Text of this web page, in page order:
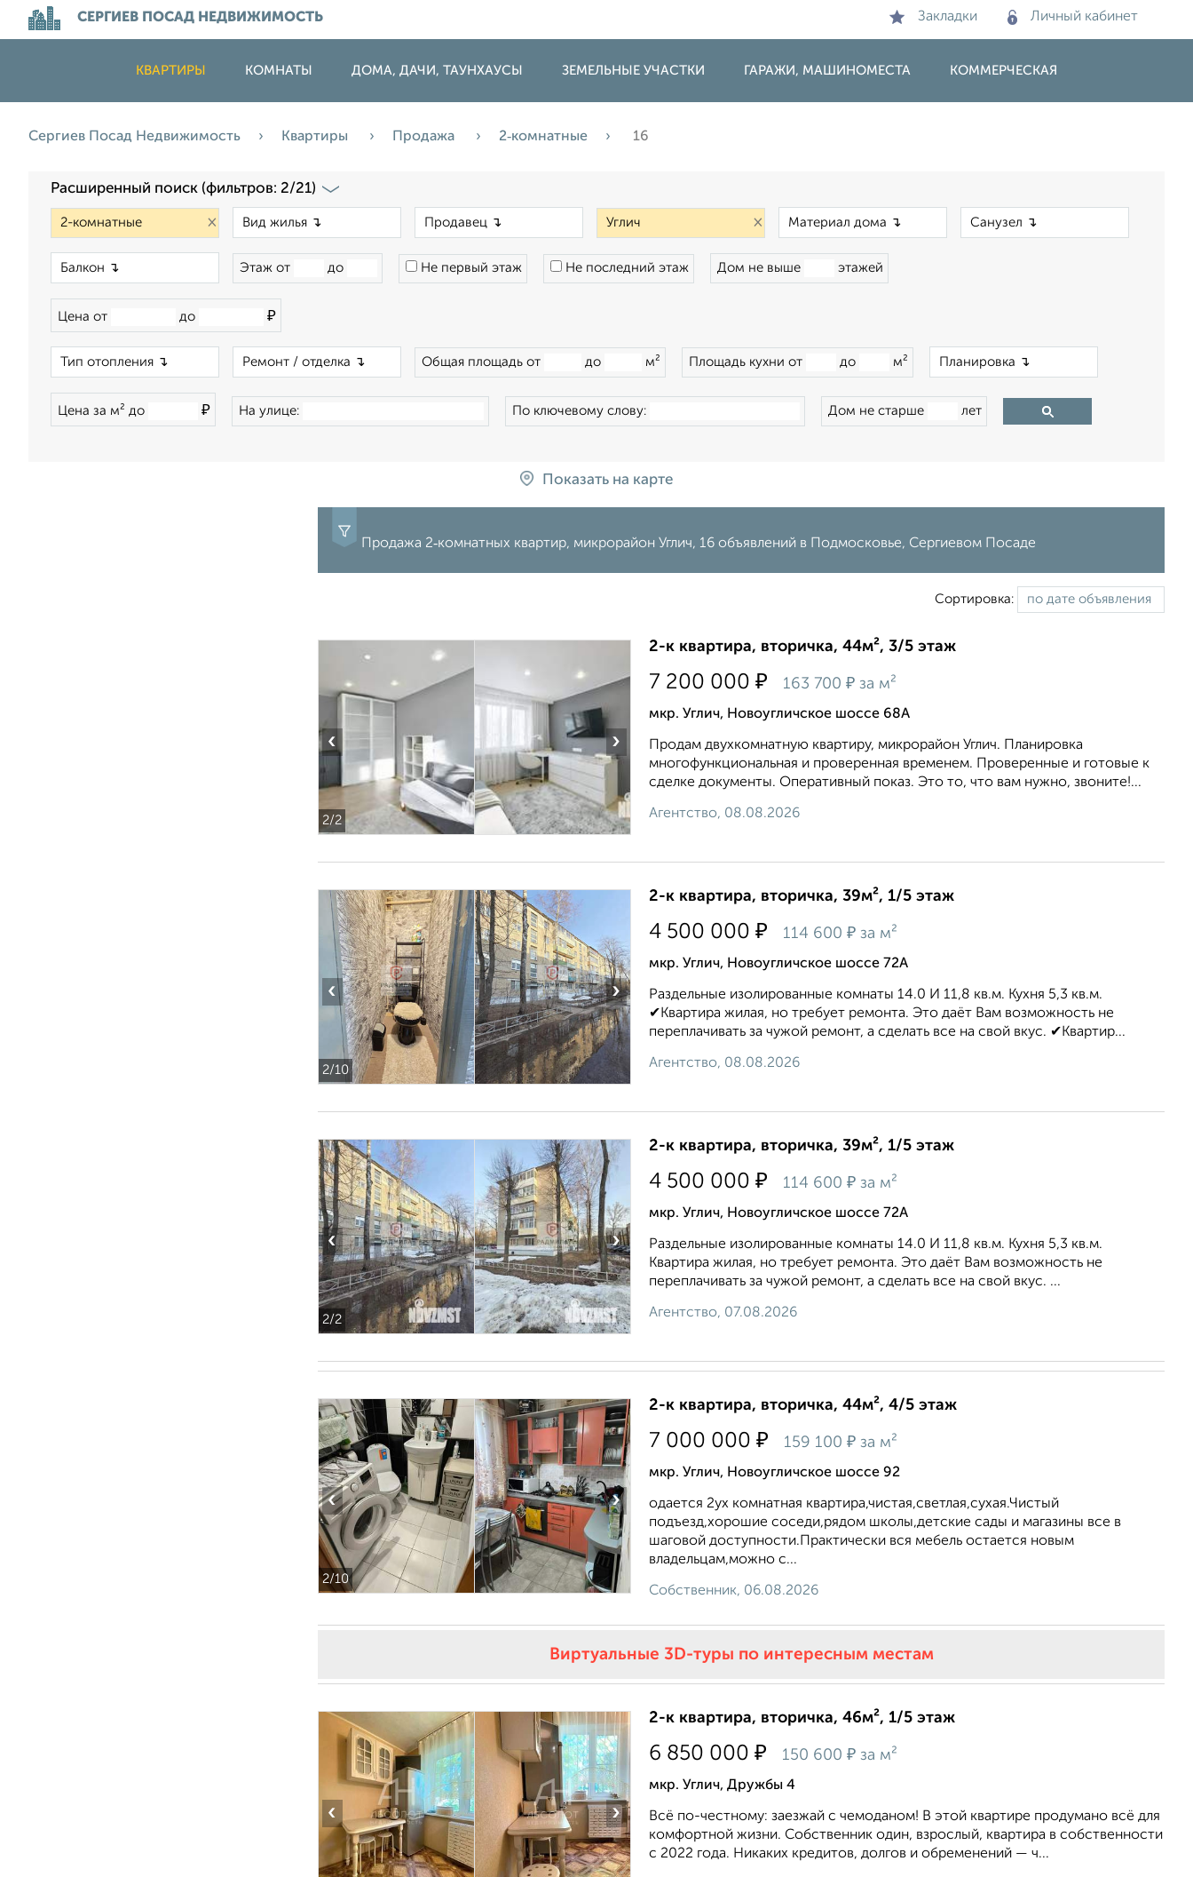
СЕРГИЕВ ПОСАД НЕДВИЖИМОСТЬ Закладки Личный кабинет
КВАРТИРЫ КОМНАТЫ ДОМА, ДАЧИ, ТАУНХАУСЫ ЗЕМЕЛЬНЫЕ УЧАСТКИ ГАРАЖИ, МАШИНОМЕСТА КОММЕРЧЕСКАЯ
Сергиев Посад Недвижимость Квартиры Продажа 2‑комнатные 16
Расширенный поиск (фильтров: 2/21)
× ×
Этаж от до Не первый этаж Не последний этаж Дом не выше этажей
Цена от до ₽
Общая площадь от до м² Площадь кухни от до м²
Цена за м² до ₽ На улице: По ключевому слову: Дом не старше лет
Показать на карте
Продажа 2‑комнатных квартир, микрорайон Углич, 16 объявлений в Подмосковье, Сергиевом Посаде
Сортировка:
2/2
‹ ›
2-к квартира, вторичка, 44м², 3/5 этаж
7 200 000 ₽ 163 700 ₽ за м²
мкр. Углич, Новоугличское шоссе 68А
Продам двухкомнатную квартиру, микрорайон Углич. Планировка
многофункциональная и проверенная временем. Проверенные и готовые к
сделке документы. Оперативный показ. Это то, что вам нужно, звоните!...
Агентство, 08.08.2026
2/10
‹ ›
2-к квартира, вторичка, 39м², 1/5 этаж
4 500 000 ₽ 114 600 ₽ за м²
мкр. Углич, Новоугличское шоссе 72А
Раздельные изолированные комнаты 14.0 И 11,8 кв.м. Кухня 5,3 кв.м.
✔Квартира жилая, но требует ремонта. Это даёт Вам возможность не
переплачивать за чужой ремонт, а сделать все на свой вкус. ✔Квартир...
Агентство, 08.08.2026
2/2
‹ ›
2-к квартира, вторичка, 39м², 1/5 этаж
4 500 000 ₽ 114 600 ₽ за м²
мкр. Углич, Новоугличское шоссе 72А
Раздельные изолированные комнаты 14.0 И 11,8 кв.м. Кухня 5,3 кв.м.
Квартира жилая, но требует ремонта. Это даёт Вам возможность не
переплачивать за чужой ремонт, а сделать все на свой вкус. ...
Агентство, 07.08.2026
2/10
‹ ›
2-к квартира, вторичка, 44м², 4/5 этаж
7 000 000 ₽ 159 100 ₽ за м²
мкр. Углич, Новоугличское шоссе 92
одается 2ух комнатная квартира,чистая,светлая,сухая.Чистый
подъезд,хорошие соседи,рядом школы,детские сады и магазины все в
шаговой доступности.Практически вся мебель остается новым
владельцам,можно с...
Собственник, 06.08.2026
Виртуальные 3D-туры по интересным местам
‹ ›
2-к квартира, вторичка, 46м², 1/5 этаж
6 850 000 ₽ 150 600 ₽ за м²
мкр. Углич, Дружбы 4
Всё по-честному: заезжай с чемоданом! В этой квартире продумано всё для
комфортной жизни. Собственник один, взрослый, квартира в собственности
с 2022 года. Никаких кредитов, долгов и обременений — ч...